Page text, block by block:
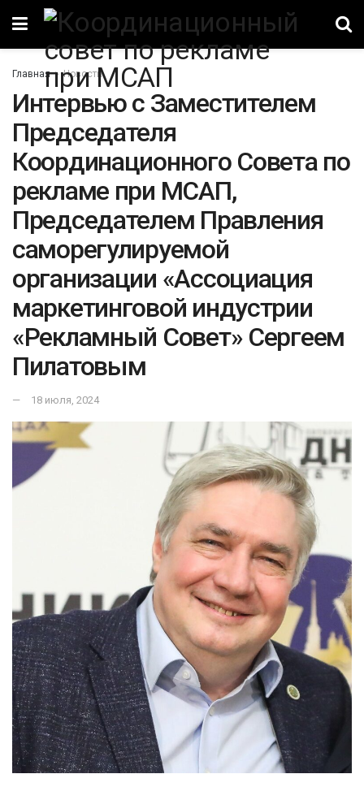
Главная Новости
Интервью с Заместителем
Председателя
Координационного Совета по
рекламе при МСАП,
Председателем Правления
саморегулируемой
организации «Ассоциация
маркетинговой индустрии
«Рекламный Совет» Сергеем
Пилатовым
18 июля, 2024